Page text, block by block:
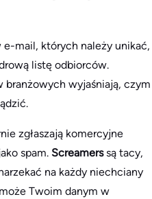
mail, których należy unikać,
listę odbiorców.
wyjaśniają, czym
zgłaszają komercyjne
spam. Screamerssą tacy,
na każdy niechciany
Twoim danym w